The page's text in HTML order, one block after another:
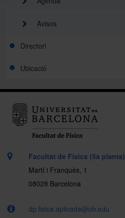
Avisos
Directori
Ubicació
Facultat de Física (5a planta)
Martí i Franquès, 1
08028 Barcelona
dp.fisica.aplicada@ub.edu